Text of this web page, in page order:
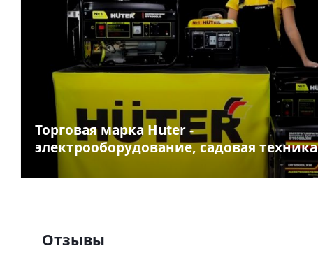
Торговая марка Huter -
электрооборудование, садовая техника
Отзывы